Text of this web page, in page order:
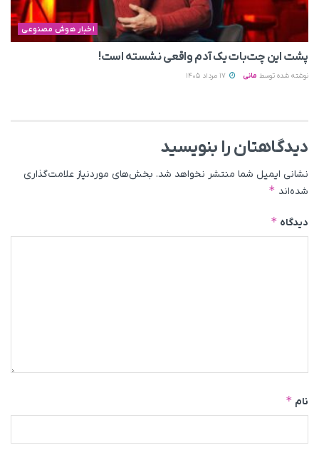
اخبار هوش مصنوعی
پشت این چت‌بات یک آدم واقعی نشسته است!
نوشته شده توسط مانی
دیدگاهتان را بنویسید
نشانی ایمیل شما منتشر نخواهد شد. بخش‌های موردنیاز علامت‌گذاری
شده‌اند *
دیدگاه *
نام *